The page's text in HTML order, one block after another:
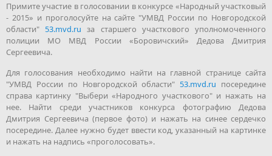
Примите участие в голосовании в конкурсе «Народный участковый
- 2015» и проголосуйте на сайте "УМВД России по Новгородской
области" 53.mvd.ru за старшего участкового уполномоченного
полиции МО МВД России «Боровичский» Дедова Дмитрия
Сергеевича.
Для голосования необходимо найти на главной странице сайта
"УМВД России по Новгородской области" 53.mvd.ru посередине
справа картинку "Выбери «Народного участкового" и нажать на
нее. Найти среди участников конкурса фотографию Дедова
Дмитрия Сергеевича (первое фото) и нажать на синее сердечко
посередине. Далее нужно будет ввести код, указанный на картинке
и нажать на надпись «проголосовать».